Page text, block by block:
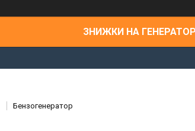
ЗНИЖКИ НА
Бензогенератор